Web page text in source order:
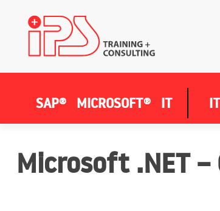
SAP® MICROSOFT® IT
Microsoft .NET